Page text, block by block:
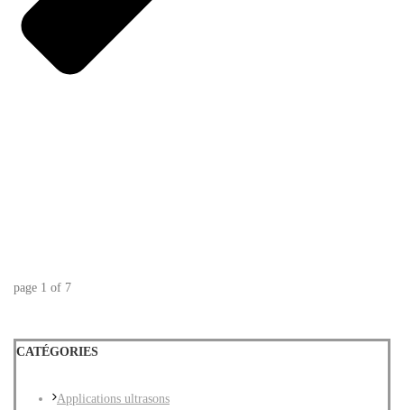
page 1 of 7
CATÉGORIES
Applications ultrasons